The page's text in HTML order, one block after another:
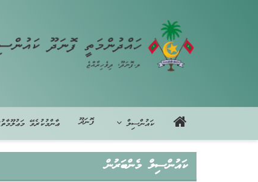
ކައުންސިލް ފޮނަދޫ ޢާންމުކުރެވޭ މަޢުލޫމާތު
ކައުންސިލް މެންބަރުން